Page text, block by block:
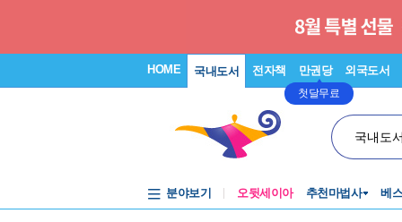
HOME 국내도서 전자책 만권당
첫달무료
외국도서
국내도
분야보기 오뒷세이아 추천마법사 베